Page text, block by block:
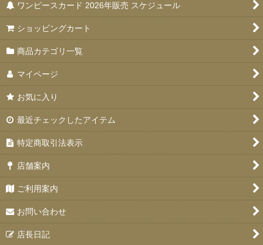
ワンピースカード 2026年販売 スケジュール
ショッピングカート
商品カテゴリ一覧
マイページ
お気に入り
最近チェックしたアイテム
特定商取引法表示
店舗案内
ご利用案内
お問い合わせ
店長日記